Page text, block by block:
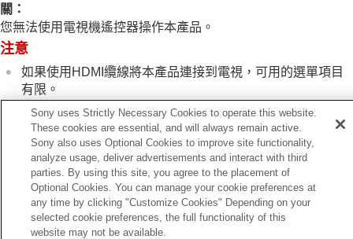
使用雲端服務
附錄
如果您遇到問題
關 ：
您無法使用電視機遙控器操作本產品。
注意
如果使用HDMI纜線將本產品連接到電視，可用的選單項目
有限。
如果產品因為回應電視機遙控器而執行不需要的操作，請將
［HDMI控制］ 設定為 ［關］ 。
資訊顯示
Sony uses Strictly Necessary Cookies to operate this website.
These cookies are essential, and will always remain active.
Sony also uses Optional Cookies to improve site functionality,
analyze usage, deliver advertisements and interact with third
parties. By using this site, you agree to the placement of
Optional Cookies. You can manage your cookie preferences at
any time by clicking "Customize Cookies" Depending on your
selected cookie preferences, the full functionality of this
website may not be available.